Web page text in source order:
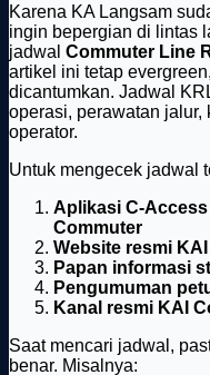
Karena KA Langsam
ingin bepergian di lintas
jadwal Commuter Line
artikel ini tetap
dicantumkan. Jadwal
operasi, perawatan
operator.
Untuk mengecek jadwal
Aplikasi C-Access
Commuter
Website resmi
Papan informasi
Pengumuman
Kanal resmi KAI
Saat mencari jadwal,
benar. Misalnya: